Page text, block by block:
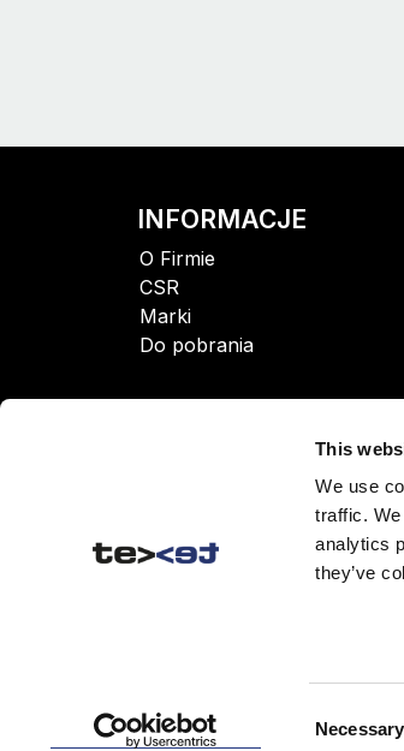
This
We use
traffic.
analytics
they’ve
Necessary
INFORMACJE
O Firmie
CSR
Marki
Do pobrania
© 2026